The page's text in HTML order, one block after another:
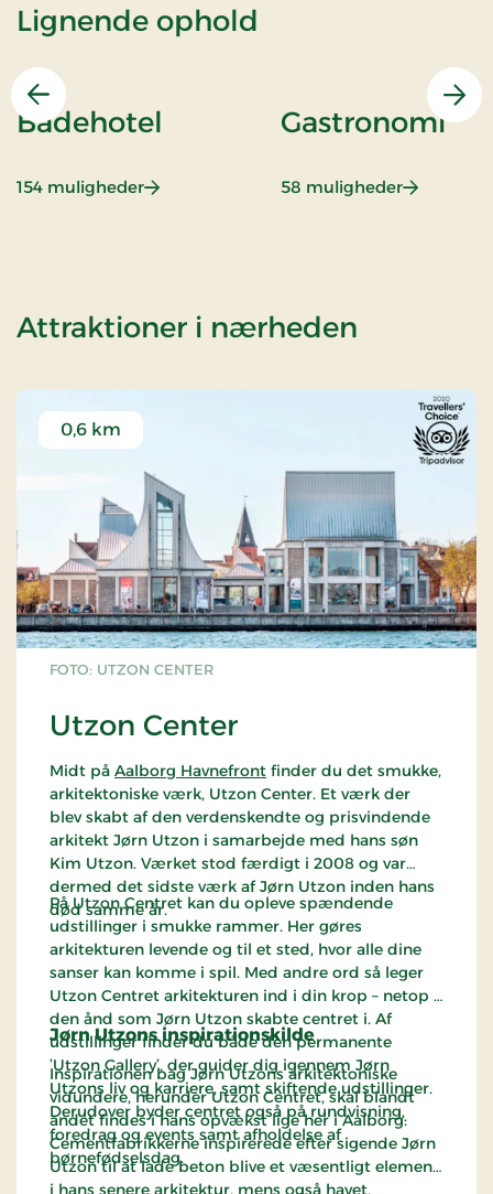
Lignende ophold
Forrige
Badehotel
154 muligheder: Badehotel
Gastronomi
58 muligheder:
Attraktioner i nærheden
FOTO: UTZON CENTER
Utzon Center
0,6 km
Midt på Aalborg Havnefront finder du det smukke,
arkitektoniske værk, Utzon Center. Et værk der
blev skabt af den verdenskendte og prisvindende
arkitekt Jørn Utzon i samarbejde med hans søn
Kim Utzon. Værket stod færdigt i 2008 og var
dermed det sidste værk af Jørn Utzon inden hans
død samme år.
På Utzon Centret kan du opleve spændende
udstillinger i smukke rammer. Her gøres
arkitekturen levende og til et sted, hvor alle dine
sanser kan komme i spil. Med andre ord så leger
Utzon Centret arkitekturen ind i din krop – netop i
den ånd som Jørn Utzon skabte centret i. Af
udstillinger finder du både den permanente
’Utzon Gallery’, der guider dig igennem Jørn
Utzons liv og karriere, samt skiftende udstillinger.
Derudover byder centret også på rundvisning,
foredrag og events samt afholdelse af
børnefødselsdag.
Jørn Utzons inspirationskilde
Inspirationen bag Jørn Utzons arkitektoniske
vidundere, herunder Utzon Centret, skal blandt
andet findes i hans opvækst lige her i Aalborg:
Cementfabrikkerne inspirerede efter sigende Jørn
Utzon til at lade beton blive et væsentligt element
i hans senere arkitektur, mens også havet,